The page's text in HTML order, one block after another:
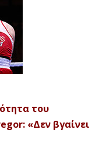
του
«Δεν βγαίνει